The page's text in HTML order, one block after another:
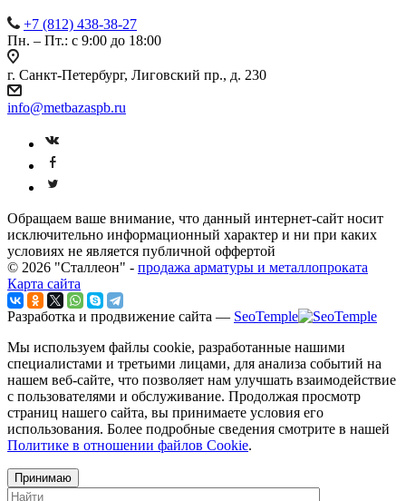
+7 (812) 438-38-27
Пн. – Пт.: с 9:00 до 18:00
г. Санкт-Петербург, Лиговский пр., д. 230
info@metbazaspb.ru
Обращаем ваше внимание, что данный интернет-сайт носит
исключительно информационный характер и ни при каких
условиях не является публичной оффертой
© 2026 "Сталлеон" - продажа арматуры и металлопроката
Карта сайта
Разработка и продвижение сайта — SeoTemple
Мы используем файлы cookie, разработанные нашими
специалистами и третьими лицами, для анализа событий на
нашем веб-сайте, что позволяет нам улучшать взаимодействие
с пользователями и обслуживание. Продолжая просмотр
страниц нашего сайта, вы принимаете условия его
использования. Более подробные сведения смотрите в нашей
Политике в отношении файлов Cookie.
Принимаю